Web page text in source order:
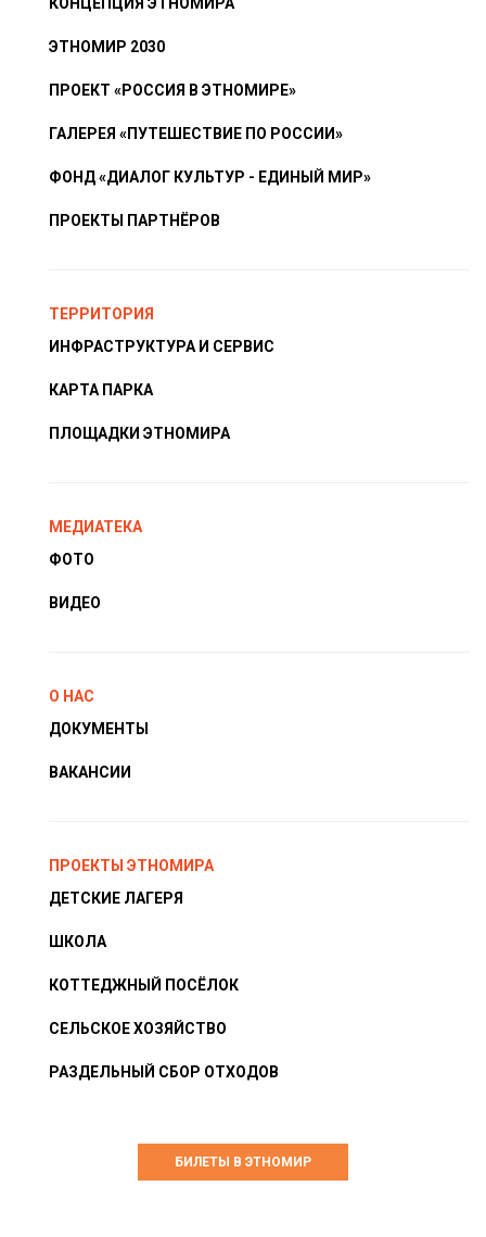
ЭТНОМИР 2030
ПРОЕКТ «РОССИЯ В ЭТНОМИРЕ»
ГАЛЕРЕЯ «ПУТЕШЕСТВИЕ ПО РОССИИ»
ФОНД «ДИАЛОГ КУЛЬТУР - ЕДИНЫЙ МИР»
ПРОЕКТЫ ПАРТНЁРОВ
ТЕРРИТОРИЯ
ИНФРАСТРУКТУРА И СЕРВИС
КАРТА ПАРКА
ПЛОЩАДКИ ЭТНОМИРА
МЕДИАТЕКА
ФОТО
ВИДЕО
О НАС
ДОКУМЕНТЫ
ВАКАНСИИ
ПРОЕКТЫ ЭТНОМИРА
ДЕТСКИЕ ЛАГЕРЯ
ШКОЛА
КОТТЕДЖНЫЙ ПОСЁЛОК
СЕЛЬСКОЕ ХОЗЯЙСТВО
РАЗДЕЛЬНЫЙ СБОР ОТХОДОВ
БИЛЕТЫ В ЭТНОМИР